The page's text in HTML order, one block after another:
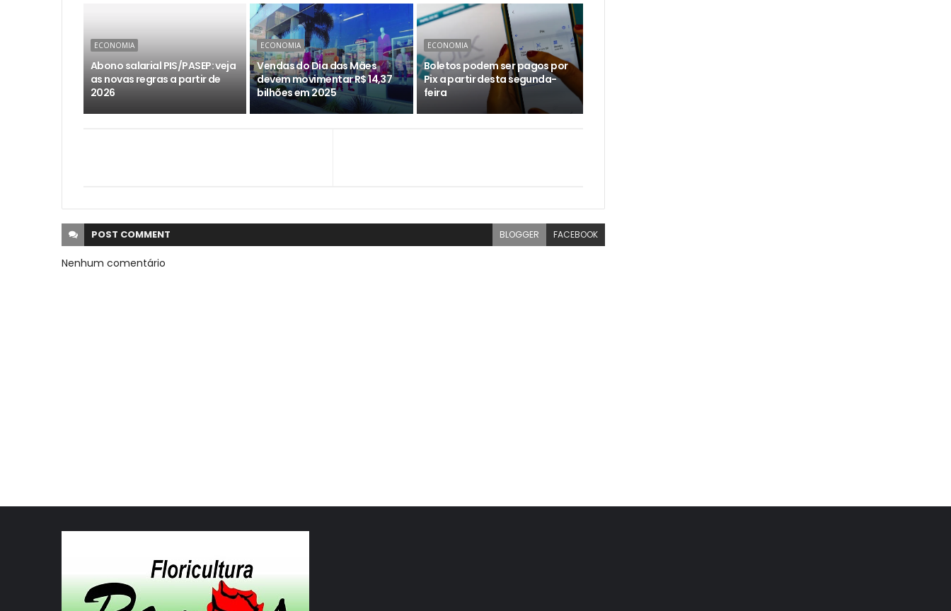
ECONOMIA
Abono salarial PIS/PASEP: veja
as novas regras a partir de
2026
ECONOMIA
Vendas do Dia das Mães
devem movimentar R$ 14,37
bilhões em 2025
ECONOMIA
Boletos podem ser pagos por
Pix a partir desta segunda-
feira
POST COMMENT BLOGGER FACEBOOK
Nenhum comentário